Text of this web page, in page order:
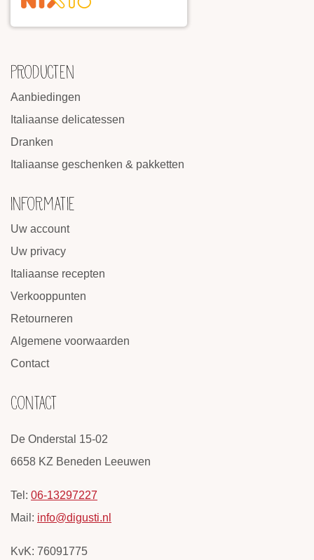
PRODUCTEN
Aanbiedingen
Italiaanse delicatessen
Dranken
Italiaanse geschenken & pakketten
INFORMATIE
Uw account
Uw privacy
Italiaanse recepten
Verkooppunten
Retourneren
Algemene voorwaarden
Contact
CONTACT
De Onderstal 15-02
6658 KZ Beneden Leeuwen
Tel: 06-13297227
Mail: info@digusti.nl
KvK: 76091775